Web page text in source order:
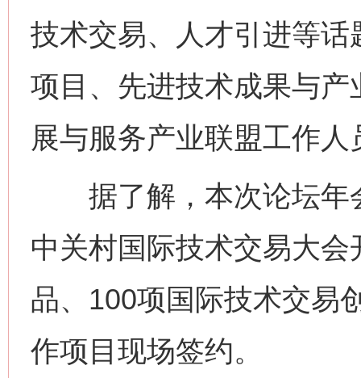
技术交易、人才引进等
项目、先进技术成果与产
展与服务产业联盟工作
据了解，本次论坛年
中关村国际技术交易大
品、100项国际技术交易
作项目现场签约。